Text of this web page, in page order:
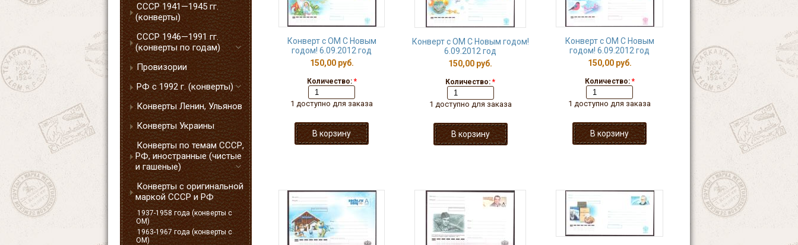
СССР 1941—1945 гг.
(конверты)
СССР 1946—1991 гг.
(конверты по годам)
Провизории
РФ с 1992 г. (конверты)
Конверты Ленин, Ульянов
Конверты Украины
Конверты по темам СССР,
РФ, иностранные (чистые
и гашеные)
Конверты с оригинальной
маркой СССР и РФ
1937-1958 года (конверты с
ОМ)
1963-1967 года (конверты с
ОМ)
Конверт с ОМ С Новым
годом! 6.09.2012 год
150,00 руб.
Количество: *
1 доступно для заказа
Конверт с ОМ С Новым годом!
6.09.2012 год
150,00 руб.
Количество: *
1 доступно для заказа
Конверт с ОМ С Новым
годом! 6.09.2012 год
150,00 руб.
Количество: *
1 доступно для заказа